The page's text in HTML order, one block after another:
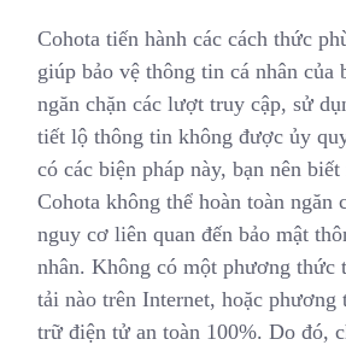
Cohota tiến hành các cách thức
giúp bảo vệ thông tin cá nhân của
ngăn chặn các lượt truy cập, sử
tiết lộ thông tin không được ủy
có các biện pháp này, bạn nên biết
Cohota không thể hoàn toàn ngăn
nguy cơ liên quan đến bảo mật
nhân. Không có một phương thức
tải nào trên Internet, hoặc phương
trữ điện tử an toàn 100%. Do đó,